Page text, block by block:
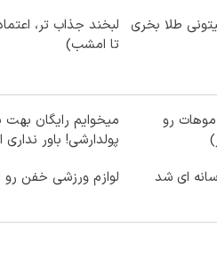
طلا بخری
لبخند جذاب تر،
تا امشب)
رو
میخوایم رایگان
پولدارشی! باور
ای شد
لوازم ورزشی خفن